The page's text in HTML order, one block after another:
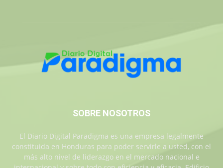
SOBRE NOSOTROS
El Diario Digital Paradigma es una empresa legalmente
constituida en Honduras para poder servirle a usted, con el
más alto nivel de liderazgo en el mercado nacional e